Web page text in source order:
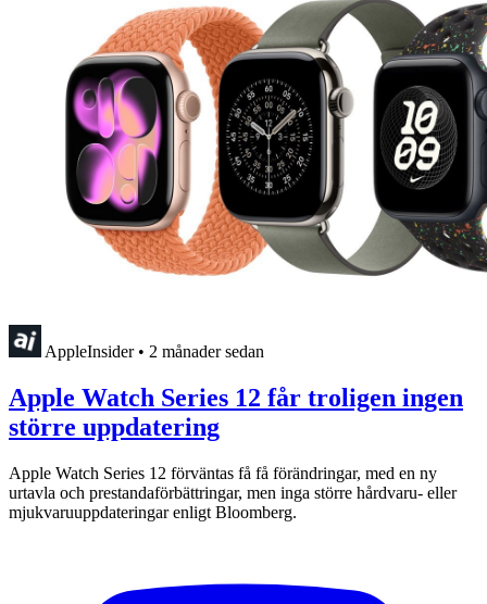
AppleInsider • 2 månader sedan
Apple Watch Series 12 får troligen ingen
större uppdatering
Apple Watch Series 12 förväntas få få förändringar, med en ny
urtavla och prestandaförbättringar, men inga större hårdvaru- eller
mjukvaruuppdateringar enligt Bloomberg.